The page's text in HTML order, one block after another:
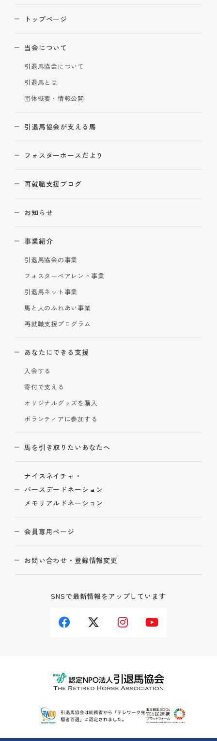
トップページ
当会について
引退馬協会について
引退馬とは
団体概要・情報公開
引退馬協会が支える馬
フォスターホースだより
再就職支援ブログ
お知らせ
事業紹介
引退馬協会の事業
フォスターペアレント事業
引退馬ネット事業
馬と人のふれあい事業
再就職支援プログラム
あなたにできる支援
入会する
寄付で支える
オリジナルグッズを購入
ボランティアに参加する
馬を引き取りたいあなたへ
ナイスネイチャ・
バースデードネーション
メモリアルドネーション
会員専用ページ
お問い合わせ・登録情報変更
SNSで最新情報をアップしています